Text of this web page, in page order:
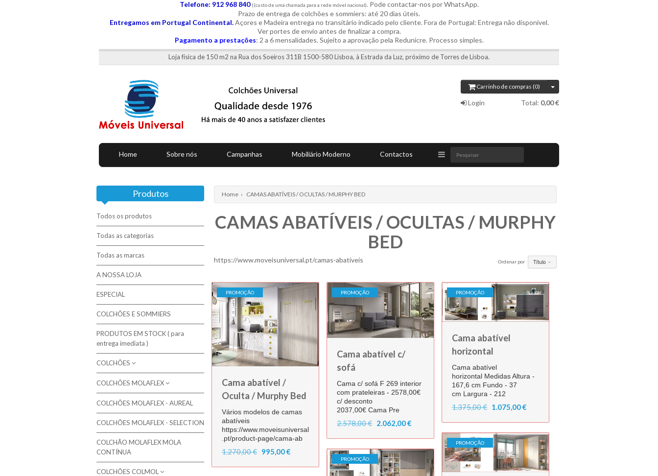
Telefone: 912 968 840 ((custo de uma chamada para a rede móvel nacional). Pode contactar-nos por WhatsApp.
Prazo de entrega de colchões e sommiers: até 20 dias úteis.
Entregamos em Portugal Continental.Açores e Madeira entrega no transitário indicado pelo cliente. Fora de Portugal: Entrega não disponível.
Ver portes de envio antes de finalizar a compra.
Pagamento a prestações: 2 a 6 mensalidades. Sujeito a aprovação pela Redunicre. Processo simples.
Loja física de 150 m2 na Rua dos Soeiros 311B 1500-580 Lisboa, à Estrada da Luz, próximo de Torres de Lisboa.
Carrinho de compras (0)
Login Total: 0,00 €
Home Sobre nós Campanhas Mobiliário Moderno Contactos
Produtos
Todos os produtos
Todas as categorias
Todas as marcas
A NOSSA LOJA
ESPECIAL
COLCHÕES E SOMMIERS
PRODUTOS EM STOCK ( para
entrega imediata )
COLCHÕES
Molaflex - Mola Multielástic®
Campanha de 10% em colchões
Colchões de molas ensacadas
Colchões de Molas Bicónicas / Bonnel
Campanha de 20% em colchões
seleccionados
COLCHÕES MOLAFLEX
Colchões Molaflex
Colchões Molaflex Fresh Cool
Colchões Molaflex Sensation
Colchões Molaflex Comfort
COLCHÕES MOLAFLEX - AUREAL
COLCHÕES MOLAFLEX - SELECTION
COLCHÃO MOLAFLEX MOLA
CONTÍNUA
COLCHÕES COLMOL
Home › CAMAS ABATÍVEIS / OCULTAS / MURPHY BED
CAMAS ABATÍVEIS / OCULTAS / MURPHY
BED
Ordenar por Título
https://www.moveisuniversal.pt/camas-abativeis
PROMOÇÃO
Cama abatível /
Oculta / Murphy Bed
Vários modelos de camas
abatíveis
https://www.moveisuniversal
.pt/product-page/cama-ab
1.270,00 € 995,00 €
PROMOÇÃO
Cama abatível c/
sofá
Cama c/ sofá F 269 interior
com prateleiras - 2578,00€
c/ desconto
2037,00€ Cama Pre
2.578,00 € 2.062,00 €
PROMOÇÃO
Cama abatível
horizontal
Cama abatível
horizontal Medidas Altura -
167,6 cm Fundo - 37
cm Largura - 212
1.375,00 € 1.075,00 €
PROMOÇÃO
PROMOÇÃO